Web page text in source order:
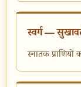
स्वर्ग —
स्नातक